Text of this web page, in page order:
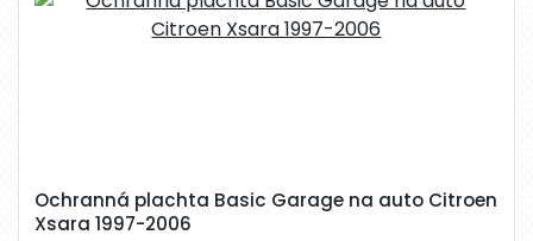
Ochranná plachta Basic Garage na auto Citroen
Xsara 1997-2006